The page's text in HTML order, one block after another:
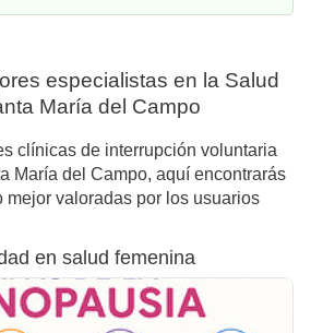
especialistas en la Salud
María del Campo
clínicas de interrupción voluntaria
María del Campo, aquí encontrarás
mejor valoradas por los usuarios
en salud femenina